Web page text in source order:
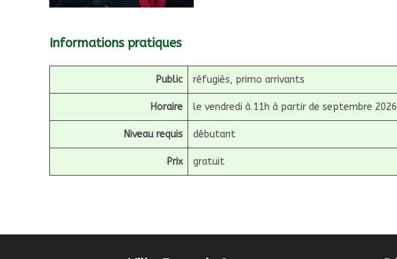
Informations pratiques
Public réfugiés, primo arrivants
Horaire le vendredi à 11h à partir de septembre 2026
Niveau requis débutant
Prix gratuit